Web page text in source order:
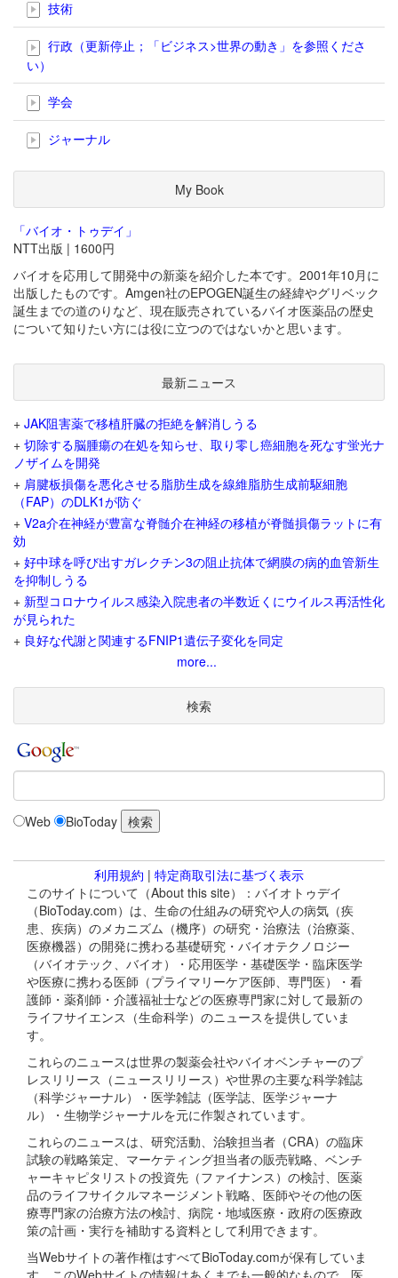
技術
行政（更新停止；「ビジネス>世界の動き」を参照くださ
い）
学会
ジャーナル
My Book
「バイオ・トゥデイ」
NTT出版 | 1600円
バイオを応用して開発中の新薬を紹介した本です。2001年10月に
出版したものです。Amgen社のEPOGEN誕生の経緯やグリベック
誕生までの道のりなど、現在販売されているバイオ医薬品の歴史
について知りたい方には役に立つのではないかと思います。
最新ニュース
+ JAK阻害薬で移植肝臓の拒絶を解消しうる
+ 切除する脳腫瘍の在処を知らせ、取り零し癌細胞を死なす蛍光ナ
ノザイムを開発
+ 肩腱板損傷を悪化させる脂肪生成を線維脂肪生成前駆細胞
（FAP）のDLK1が防ぐ
+ V2a介在神経が豊富な脊髄介在神経の移植が脊髄損傷ラットに有
効
+ 好中球を呼び出すガレクチン3の阻止抗体で網膜の病的血管新生
を抑制しうる
+ 新型コロナウイルス感染入院患者の半数近くにウイルス再活性化
が見られた
+ 良好な代謝と関連するFNIP1遺伝子変化を同定
more...
検索
Web BioToday
利用規約 | 特定商取引法に基づく表示
このサイトについて（About this site）：バイオトゥデイ
（BioToday.com）は、生命の仕組みの研究や人の病気（疾
患、疾病）のメカニズム（機序）の研究・治療法（治療薬、
医療機器）の開発に携わる基礎研究・バイオテクノロジー
（バイオテック、バイオ）・応用医学・基礎医学・臨床医学
や医療に携わる医師（プライマリーケア医師、専門医）・看
護師・薬剤師・介護福祉士などの医療専門家に対して最新の
ライフサイエンス（生命科学）のニュースを提供していま
す。
これらのニュースは世界の製薬会社やバイオベンチャーのプ
レスリリース（ニュースリリース）や世界の主要な科学雑誌
（科学ジャーナル）・医学雑誌（医学誌、医学ジャーナ
ル）・生物学ジャーナルを元に作製されています。
これらのニュースは、研究活動、治験担当者（CRA）の臨床
試験の戦略策定、マーケティング担当者の販売戦略、ベンチ
ャーキャピタリストの投資先（ファイナンス）の検討、医薬
品のライフサイクルマネージメント戦略、医師やその他の医
療専門家の治療方法の検討、病院・地域医療・政府の医療政
策の計画・実行を補助する資料として利用できます。
当Webサイトの著作権はすべてBioToday.comが保有していま